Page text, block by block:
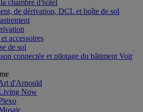
chambre d'hôtel
de dérivation, DCL et boîte de sol
accessoires
de sol
connectée et pilotage du bâtiment Voir
d'Arnould
Now